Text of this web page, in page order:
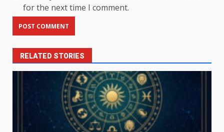
for the next time I comment.
RELATED STORIES